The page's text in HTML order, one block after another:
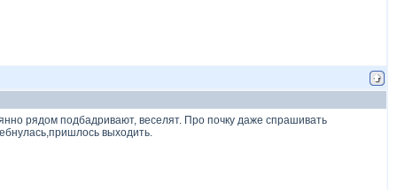
рядом подбадривают, веселят. Про почку даже спрашивать
выходить.